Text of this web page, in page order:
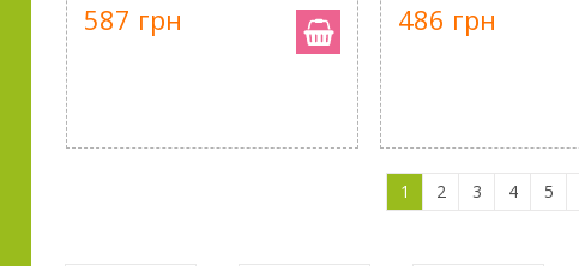
587 грн 486 грн
1 2 3 4 5